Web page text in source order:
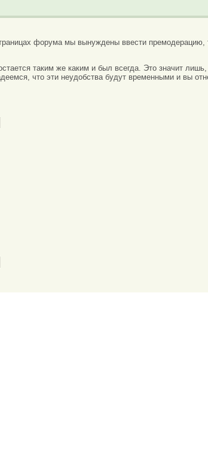
форума мы вынуждены ввести премодерацию,
таким же каким и был всегда. Это значит
что эти неудобства будут временными и вы